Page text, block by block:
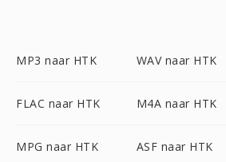
MP3 naar HTK WAV naar HTK
FLAC naar HTK M4A naar HTK
MPG naar HTK ASF naar HTK